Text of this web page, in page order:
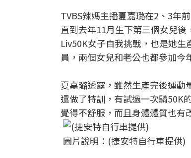
TVBS辣媽主播夏嘉璐在2、3年
直到去年11月生下第三個女兒
Liv50K女子自我挑戰，也是她
員，兩個女兒和老公也都參加今
夏嘉璐透露，雖然生產完後運動
還做了特訓，有試過一次騎50K
覺得不舒服，而且身體體質也有
圖片說明：(捷安特自行車提供)